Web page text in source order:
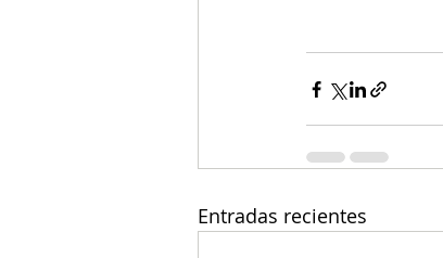
Entradas recientes